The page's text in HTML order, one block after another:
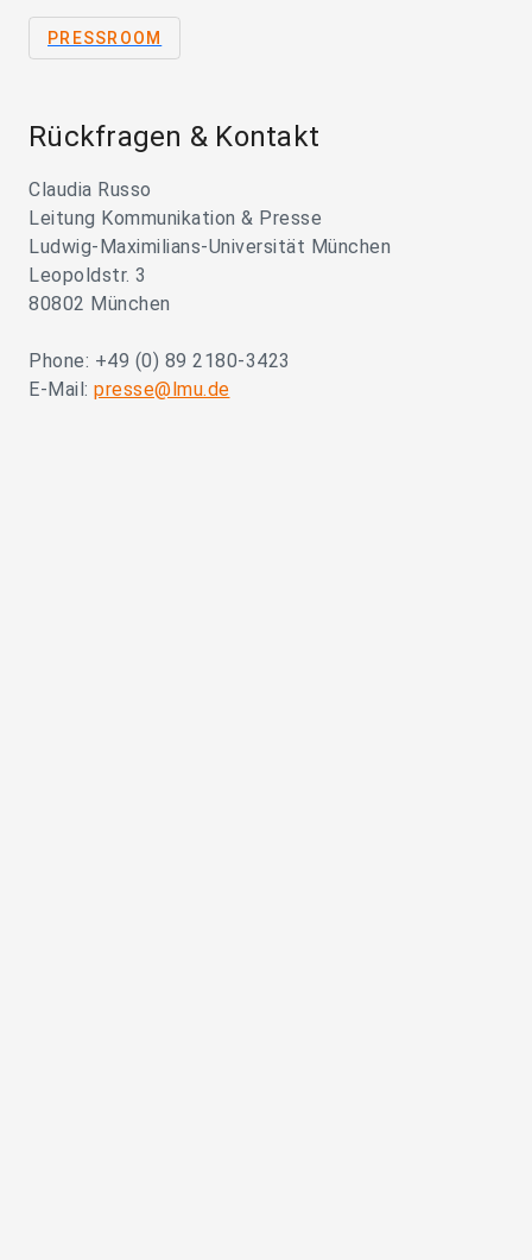
PRESSROOM
Rückfragen & Kontakt
Claudia Russo
Leitung Kommunikation & Presse
Ludwig-Maximilians-Universität München
Leopoldstr. 3
80802 München
Phone: +49 (0) 89 2180-3423
E-Mail: presse@lmu.de